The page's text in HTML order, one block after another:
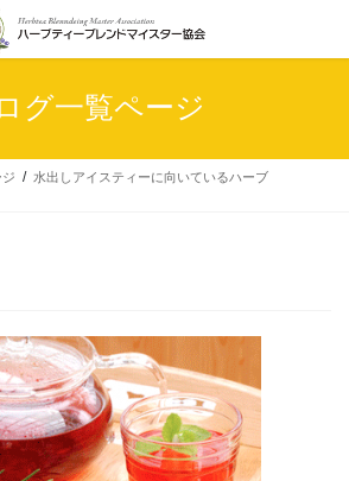
グ一覧ページ
水出しアイスティーに向いているハーブ